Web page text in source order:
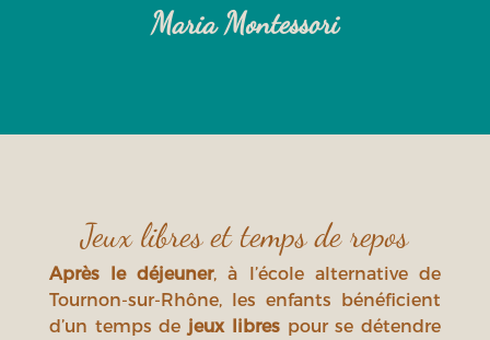
Maria Montessori
Jeux libres et temps de repos
Après le déjeuner, à l’école alternative de
Tournon-sur-Rhône, les enfants bénéficient
d’un temps de jeux librespour se détendre